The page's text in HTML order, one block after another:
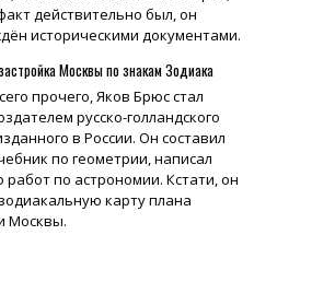
действительно был, он
историческими документами.
Москвы по знакам Зодиака
прочего, Яков Брюс стал
русско-голландского
в России. Он составил
по геометрии, написал
работ по астрономии. Кстати, он
карту плана
Москвы.